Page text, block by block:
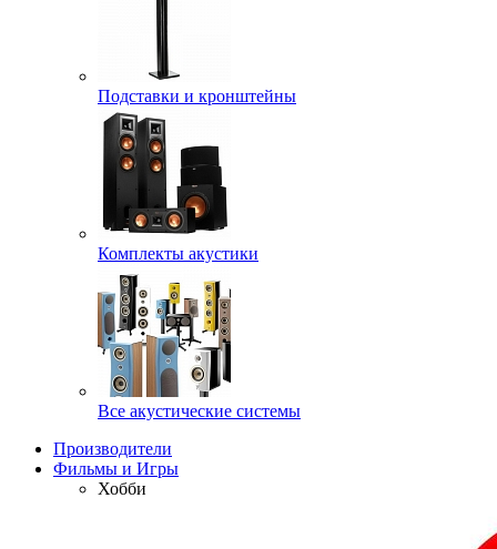
Подставки и кронштейны
Комплекты акустики
Все акустические системы
Производители
Фильмы и Игры
Хобби